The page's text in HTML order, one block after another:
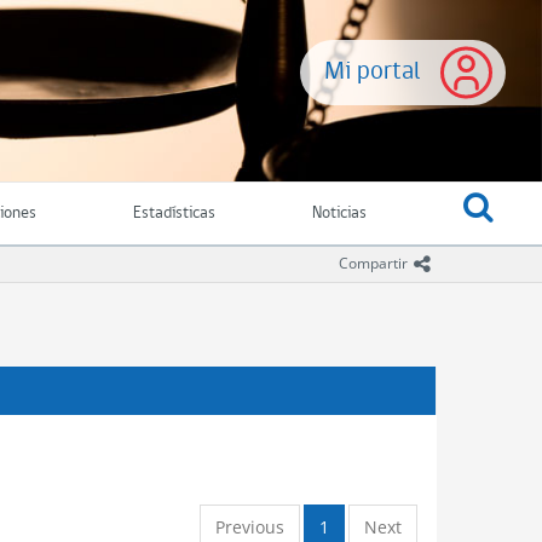
Mi portal
Estadísticas Noticias
Compartir icono
Previous 1 Next